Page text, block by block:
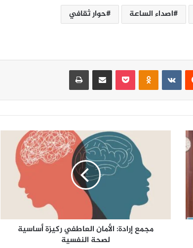
اصداء الساعة حوار ثقافي
مشاركة عبر البريد
ة
مجمع إرادة: الأمان العاطفي ركيزة أساسية
لصحة النفسية